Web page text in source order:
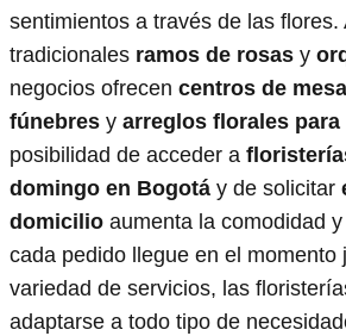
sentimientos a través de las flores.
tradicionales ramos de rosas y
negocios ofrecen centros de mesa
fúnebres y arreglos florales para
posibilidad de acceder a
domingo en Bogotá y de solicitar
domicilio aumenta la comodidad
cada pedido llegue en el momento
variedad de servicios, las
adaptarse a todo tipo de